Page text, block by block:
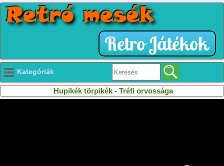
Kategóriák
Hupikék törpikék - Tréfi orvossága